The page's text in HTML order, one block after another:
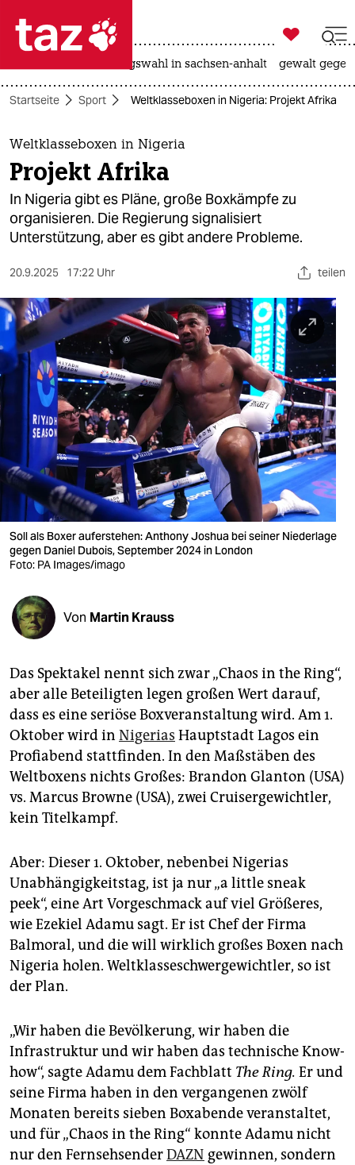
 taz zahl ich
taz zahl ich
themen
politik
öko
gesellschaft
sport
berlin
nord
wahrheit
verlag
verlag
veranstaltungen
shop
unterstützen
genossenschaft
epaper login

taz zahl ich
landtagswahl in sachsen-anhalt gewalt
Startseite Sport Weltklasseboxen in Nigeria: Projekt Afrika
Weltklasseboxen in Nigeria
Projekt Afrika
In Nigeria gibt es Pläne, große Boxkämpfe zu
organisieren. Die Regierung signalisiert
Unterstützung, aber es gibt andere Probleme.
20.9.2025 17:22 Uhr teilen
Soll als Boxer auferstehen: Anthony Joshua bei seiner Nieder­lage
gegen Daniel Dubois, September 2024 in London
Foto: PA Images/imago
Von Martin Krauss
Das Spektakel nennt sich zwar „Chaos in the Ring“,
aber alle Beteiligten legen großen Wert darauf,
dass es eine seriöse Boxveranstaltung wird. Am 1.
Oktober wird in Nigerias Hauptstadt Lagos ein
Profiabend stattfinden. In den Maßstäben des
Weltboxens nichts Großes: Brandon Glanton (USA)
vs. Marcus Browne (USA), zwei Cruisergewichtler,
kein Titelkampf.
Aber: Dieser 1. Oktober, nebenbei Nigerias
Unabhängigkeitstag, ist ja nur „a little sneak
peek“, eine Art Vorgeschmack auf viel Größeres,
wie Ezekiel Adamu sagt. Er ist Chef der Firma
Balmoral, und die will wirklich großes Boxen nach
Nigeria holen. Weltklasseschwergewichtler, so ist
der Plan.
„Wir haben die Bevölkerung, wir haben die
Infrastruktur und wir haben das technische Know-
how“, sagte Adamu dem Fachblatt The Ring. Er und
seine Firma haben in den vergangenen zwölf
Monaten bereits sieben Boxabende veranstaltet,
und für „Chaos in the Ring“ konnte Adamu nicht
nur den FernsehsenderDAZN gewinnen, sondern